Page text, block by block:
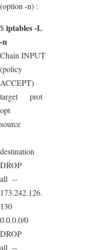
(option -n) :
$iptables -L
-n
Chain INPUT
(policy
ACCEPT)
target prot
opt
source
destination
DROP
all --
173.242.126.
130
0.0.0.0/0
DROP
all --